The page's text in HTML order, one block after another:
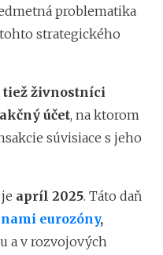
problematika
strategického
tiež živnostníci
účet, na ktorom
súvisiace s jeho
apríl 2025. Táto daň
eurozóny,
a v rozvojových